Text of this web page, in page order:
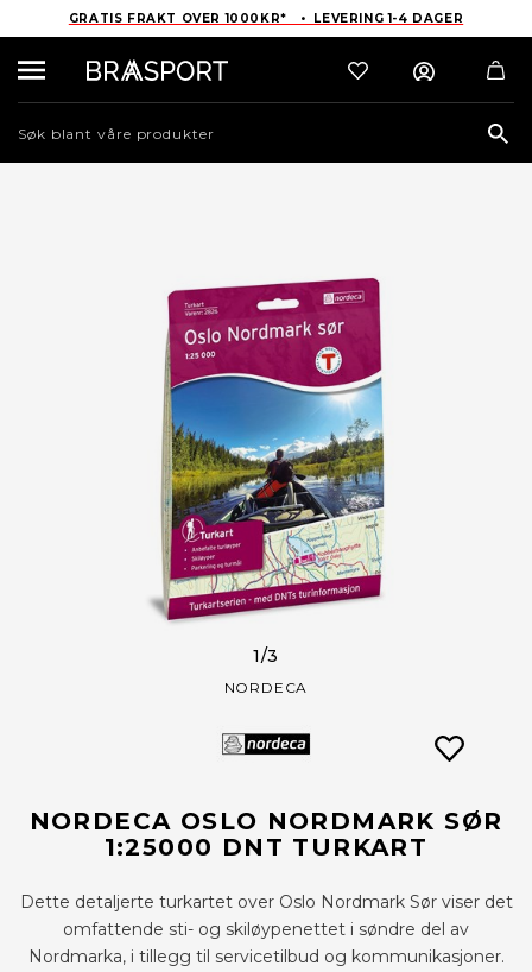
GRATIS FRAKT OVER 1000KR* • LEVERING 1-4 DAGER
1/3
NORDECA
NORDECA OSLO NORDMARK SØR
1:25000 DNT TURKART
Dette detaljerte turkartet over Oslo Nordmark Sør viser det
omfattende sti- og skiløypenettet i søndre del av
Nordmarka, i tillegg til servicetilbud og kommunikasjoner.